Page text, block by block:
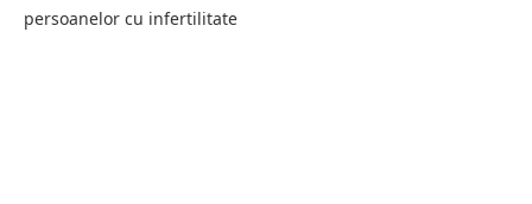
persoanelor cu infertilitate